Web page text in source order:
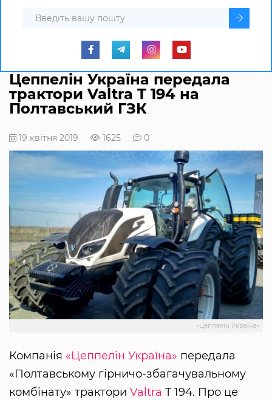
Цеппелін Україна передала
трактори Valtra T 194 на
Полтавський ГЗК
19 квітня 2019 1625 0
«Цеппелін Україна»
Компанія «Цеппелін Україна» передала
«Полтавському гірничо-збагачувальному
комбінату» трактори Valtra T 194. Про це